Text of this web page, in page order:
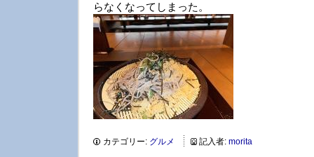
らなくなってしまった。
カテゴリー: グルメ 記入者: morita